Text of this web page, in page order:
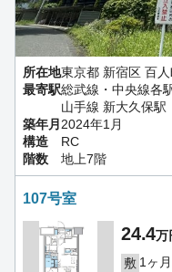
所在地東京都 新宿区 百
最寄駅総武線・中央線各
山手線 新大久保駅
築年月 2024年1月
構造
RC
階数
地上7階
107号室
24.4万
敷 1ヶ月